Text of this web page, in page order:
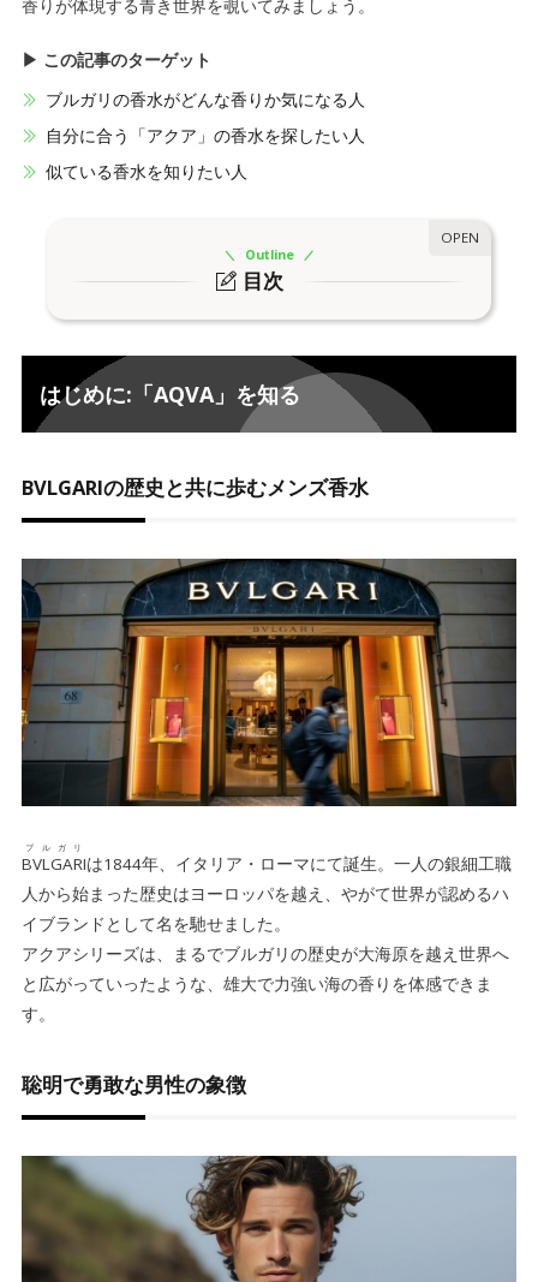
香りが体現する青き世界を覗いてみましょう。
▶ この記事のターゲット
ブルガリの香水がどんな香りか気になる人
自分に合う「アクア」の香水を探したい人
似ている香水を知りたい人
目次
Outline
1.
1-1.BVLGARIの歴史と共に歩むメンズ香水
聡明で勇敢な男性の象徴
アクアシリーズを全種類解説！
アクア プールオム
2-2.
アクア プールオム マリン
2-3.アクア プールオム アトランティック
アクアはどんなファッションに合う？
ブルガリの香水を集めるならカラリア！
5.
はじめに:「AQVA」を知る
BVLGARIの歴史と共に歩むメンズ香水
BVLGARI
ブルガリ
は1844年、イタリア・ローマにて誕生。一人の銀細工職
人から始まった歴史はヨーロッパを越え、やがて世界が認めるハ
イブランドとして名を馳せました。
アクアシリーズは、まるでブルガリの歴史が大海原を越え世界へ
と広がっていったような、 雄大で力強い海の香り を体感できま
す。
聡明で勇敢な男性の象徴